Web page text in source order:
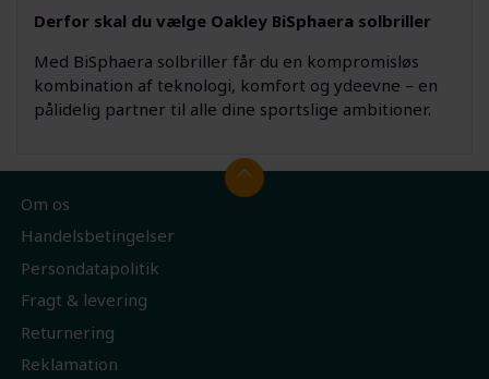
Derfor skal du vælge Oakley BiSphaera solbriller
Med BiSphaera solbriller får du en kompromisløs
kombination af teknologi, komfort og ydeevne – en
pålidelig partner til alle dine sportslige ambitioner.
Om os
Handelsbetingelser
Persondatapolitik
Fragt & levering
Returnering
Reklamation